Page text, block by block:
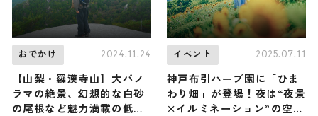
おでかけ 2024.11.24
【山梨・羅漢寺山】大パノ
ラマの絶景、幻想的な白砂
の尾根など魅力満載の低山
イベント 2025.07.11
神戸布引ハーブ園に「ひま
わり畑」が登場！夜は“夜景
×イルミネーション”の空間